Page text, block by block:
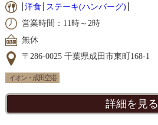
洋食
ステーキ(ハンバーグ)
営業時間：11時～2時
無休
〒286-0025 千葉県成田市東町168-1
イオン・成田空港
詳細を見る